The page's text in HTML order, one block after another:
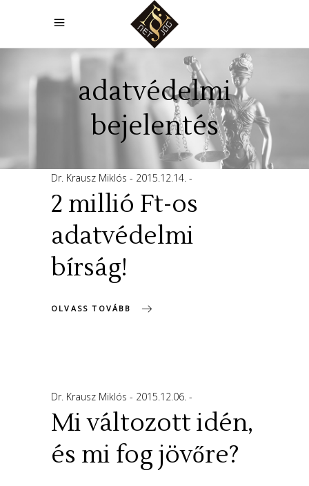
adatvédelmi
bejelentés
Dr. Krausz Miklós 2015.12.14.
2 millió Ft-os
adatvédelmi
bírság!
OLVASS TOVÁBB
Dr. Krausz Miklós 2015.12.06.
Mi változott idén,
és mi fog jövőre?